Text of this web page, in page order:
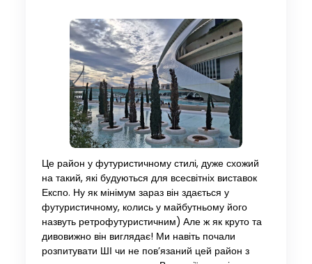
Це район у футуристичному стилі, дуже схожий
на такий, які будуються для всесвітніх виставок
Експо. Ну як мінімум зараз він здається у
футуристичному, колись у майбутньому його
назвуть ретрофутуристичним) Але ж як круто та
дивовижно він виглядає! Ми навіть почали
розпитувати ШІ чи не пов’язаний цей район з